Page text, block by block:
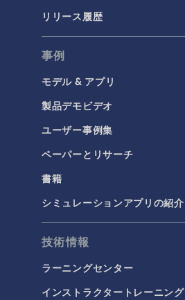
リリース履歴
事例
モデル & アプリ
製品デモビデオ
ユーザー事例集
ペーパーとリサーチ
書籍
シミュレーションアプリの紹介
技術情報
ラーニングセンター
インストラクタートレーニング